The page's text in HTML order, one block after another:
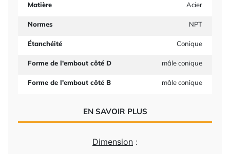
Matière Acier
Normes NPT
Étanchéité Conique
Forme de l'embout côté D mâle conique
Forme de l'embout côté B mâle conique
EN SAVOIR PLUS
Dimension :